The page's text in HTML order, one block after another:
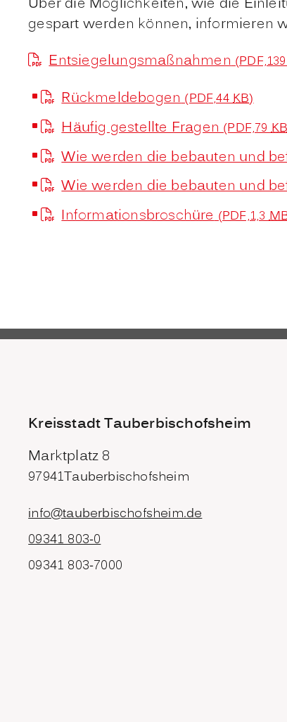
Über die Möglichkeiten, wie die
gespart werden können, informieren
Entsiegelungsmaßnahmen
Rückmeldebogen(PDF,44KB)
Häufig gestellte Fragen(PDF,79
Wie werden die bebauten und
Wie werden die bebauten und
Informationsbroschüre(PDF,1,3
Kreisstadt Tauberbischofsheim
Marktplatz 8
97941Tauberbischofsheim
info@tauberbischofsheim.de
09341 803-0
09341 803-7000